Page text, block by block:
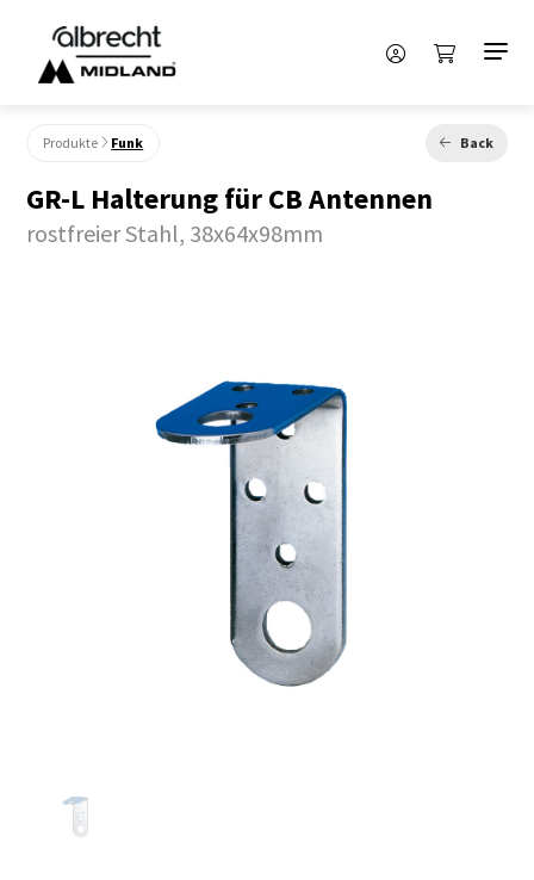
Produkte Funk Back
GR-L Halterung für CB Antennen
rostfreier Stahl, 38x64x98mm